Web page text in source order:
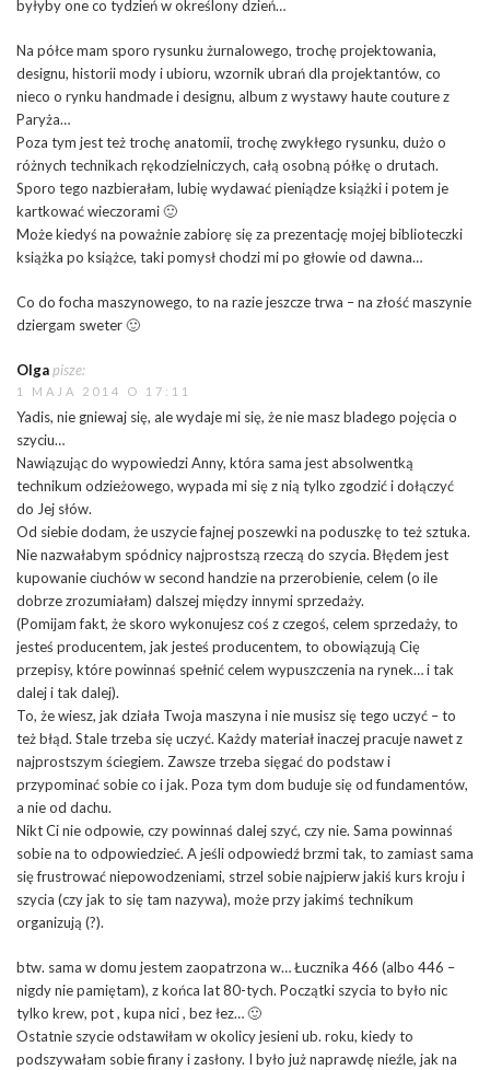
byłyby one co tydzień w określony dzień…
Na półce mam sporo rysunku żurnalowego, trochę projektowania,
designu, historii mody i ubioru, wzornik ubrań dla projektantów, co
nieco o rynku handmade i designu, album z wystawy haute couture z
Paryża…
Poza tym jest też trochę anatomii, trochę zwykłego rysunku, dużo o
różnych technikach rękodzielniczych, całą osobną półkę o drutach.
Sporo tego nazbierałam, lubię wydawać pieniądze książki i potem je
kartkować wieczorami 🙂
Może kiedyś na poważnie zabiorę się za prezentację mojej biblioteczki
książka po książce, taki pomysł chodzi mi po głowie od dawna…
Co do focha maszynowego, to na razie jeszcze trwa – na złość maszynie
dziergam sweter 🙂
Olgapisze:
1 MAJA 2014 O 17:11
Yadis, nie gniewaj się, ale wydaje mi się, że nie masz bladego pojęcia o
szyciu…
Nawiązując do wypowiedzi Anny, która sama jest absolwentką
technikum odzieżowego, wypada mi się z nią tylko zgodzić i dołączyć
do Jej słów.
Od siebie dodam, że uszycie fajnej poszewki na poduszkę to też sztuka.
Nie nazwałabym spódnicy najprostszą rzeczą do szycia. Błędem jest
kupowanie ciuchów w second handzie na przerobienie, celem (o ile
dobrze zrozumiałam) dalszej między innymi sprzedaży.
(Pomijam fakt, że skoro wykonujesz coś z czegoś, celem sprzedaży, to
jesteś producentem, jak jesteś producentem, to obowiązują Cię
przepisy, które powinnaś spełnić celem wypuszczenia na rynek… i tak
dalej i tak dalej).
To, że wiesz, jak działa Twoja maszyna i nie musisz się tego uczyć – to
też błąd. Stale trzeba się uczyć. Każdy materiał inaczej pracuje nawet z
najprostszym ściegiem. Zawsze trzeba sięgać do podstaw i
przypominać sobie co i jak. Poza tym dom buduje się od fundamentów,
a nie od dachu.
Nikt Ci nie odpowie, czy powinnaś dalej szyć, czy nie. Sama powinnaś
sobie na to odpowiedzieć. A jeśli odpowiedź brzmi tak, to zamiast sama
się frustrować niepowodzeniami, strzel sobie najpierw jakiś kurs kroju i
szycia (czy jak to się tam nazywa), może przy jakimś technikum
organizują (?).
btw. sama w domu jestem zaopatrzona w… Łucznika 466 (albo 446 –
nigdy nie pamiętam), z końca lat 80-tych. Początki szycia to było nic
tylko krew, pot , kupa nici , bez łez… 🙂
Ostatnie szycie odstawiłam w okolicy jesieni ub. roku, kiedy to
podszywałam sobie firany i zasłony. I było już naprawdę nieźle, jak na